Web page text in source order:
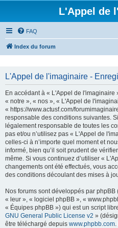
L'Appel de
FAQ
Index du forum
L'Appel de l'imaginaire -
En accédant à « L'Appel de
« notre », « nos », « L'Appel de
« https://www.actusf.com/
responsable des conditions suivantes.
légalement responsable de toutes les
pas et/ou n’utilisez pas « L'Appel de
celles-ci à n’importe quel moment et
informé, bien qu’il soit prudent de
même. Si vous continuez d’utiliser «
changements ont été effectués, vous
des conditions découlant des mises à
Nos forums sont développés par
« leur », « logiciel phpBB », «
« Équipes phpBB ») qui est un script
GNU General Public License v2 »
être téléchargé depuis www.phpbb.com